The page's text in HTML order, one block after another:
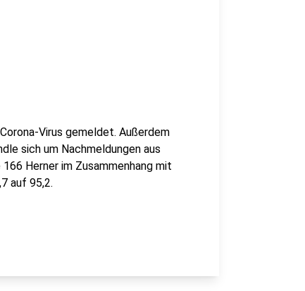
Virus gemeldet. Außerdem
sich um Nachmeldungen aus
Herner im Zusammenhang mit
auf 95,2.